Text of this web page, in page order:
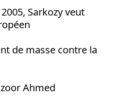
Sarkozy veut
de masse contre la
Ahmed